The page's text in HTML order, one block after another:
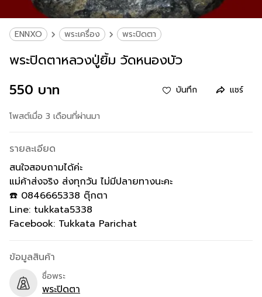
ENNXO พระเครื่อง พระปิดตา
พระปิดตาหลวงปู่ยิ้ม วัดหนองบัว
550 บาท
บันทึก แชร์
โพสต์เมื่อ 3 เดือนที่ผ่านมา
รายละเอียด
สนใจสอบถามได้ค่ะ
แม่ค้าส่งจริง ส่งทุกวัน ไม่มีปลายทางนะคะ
☎️ 0846665338 ตุ๊กตา
Line: tukkata5338
Facebook: Tukkata Parichat
ข้อมูลสินค้า
ชื่อพระ
พระปิดตา